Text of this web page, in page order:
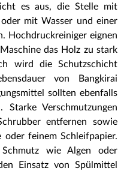
es aus, die Stelle mit
mit Wasser und einer
Hochdruckreiniger eignen
das Holz zu stark
wird die Schutzschicht
von Bangkirai
sollten ebenfalls
Verschmutzungen
entfernen sowie
oder feinem Schleifpapier.
Schmutz wie Algen oder
Einsatz von Spülmittel